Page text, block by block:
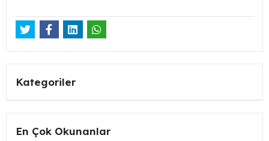
Kategoriler
En Çok Okunanlar